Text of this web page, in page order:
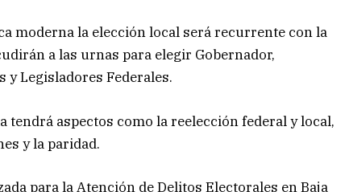
moderna la elección local será recurrente con la
a las urnas para elegir Gobernador,
Legisladores Federales.
tendrá aspectos como la reelección federal y local,
y la paridad.
para la Atención de Delitos Electorales en Baja